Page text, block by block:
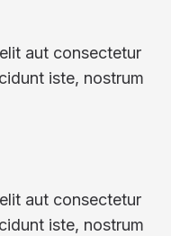
aut consectetur
iste, nostrum
aut consectetur
iste, nostrum